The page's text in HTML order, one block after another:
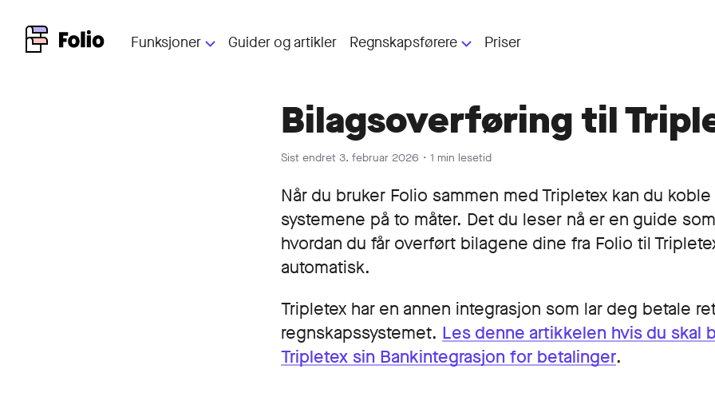
Funksjoner
Starte AS
Rask hjelp til å registrere nytt AS
Bedriftskonto
Gjør økonomistyring enklere
Bedriftskort
Lar deg bokføre kjøp i farta
Guider og artikler Regnskapsførere
For regnskapsførere
Folio for regnskapsførere
Trenger du regnskapsfører?
Regnskapsførere som kan Folio
Priser
Bilagsoverføring til
Sist endret 3. februar 2026 ・ 1 min lesetid
Når du bruker Folio sammen med Tripletex kan du
systemene på to måter. Det du leser nå er en guide
hvordan du får overført bilagene dine fra Folio til
automatisk.
Tripletex har en annen integrasjon som lar deg betale
regnskapssystemet. Les denne artikkelen hvis du skal
Tripletex sin Bankintegrasjon for betalinger.